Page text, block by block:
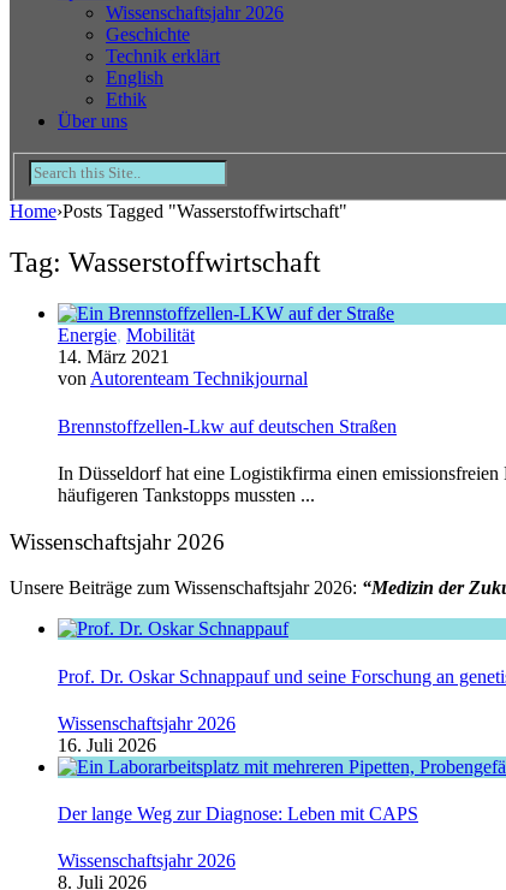
Wissenschaftsjahr 2026
Geschichte
Technik erklärt
English
Ethik
Über uns
Home›Posts Tagged "Wasserstoffwirtschaft"
Tag: Wasserstoffwirtschaft
Energie, Mobilität
14. März 2021
von Autorenteam Technikjournal
Brennstoffzellen-Lkw auf deutschen Straßen
In Düsseldorf hat eine Logistikfirma einen
häufigeren Tankstopps mussten ...
Wissenschaftsjahr 2026
Unsere Beiträge zum Wissenschaftsjahr 2026: “Medizin der
Prof. Dr. Oskar Schnappauf und seine Forschung an
Wissenschaftsjahr 2026
16. Juli 2026
Der lange Weg zur Diagnose: Leben mit CAPS
Wissenschaftsjahr 2026
8. Juli 2026